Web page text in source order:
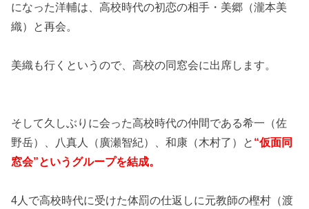
になった洋輔は、高校時代の初恋の相手・美郷（瀧本美
織）と再会。
美織も行くというので、高校の同窓会に出席します。
そして久しぶりに会った高校時代の仲間である希一（佐
野岳）、八真人（廣瀬智紀）、和康（木村了）と “仮面同
窓会”というグループを結成。
4人で高校時代に受けた体罰の仕返しに元教師の樫村（渡